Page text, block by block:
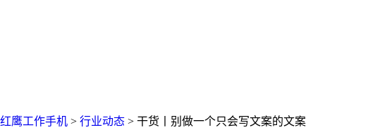
红鹰工作手机 > 行业动态 > 干货丨别做一个只会写文案的文案